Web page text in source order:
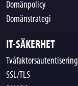
Domänpolicy
Domänstrategi
IT-SÄKERHET
Tvåfaktorsautentisering
SSL/TLS